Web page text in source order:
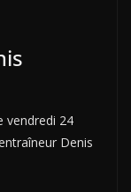
vendredi 24
Denis